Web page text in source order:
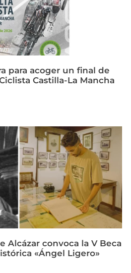
para acoger un final de
Castilla-La Mancha
Alcázar convoca la V Beca
«Ángel Ligero»